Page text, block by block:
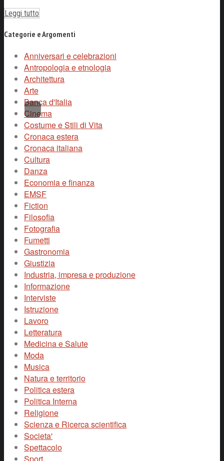
Leggi tutto
Categorie e Argomenti
Anniversari e celebrazioni
Antropologia e etnologia
Architettura
Arte
Banca d'Italia
Cinema
Costume e Stili di Vita
Cronaca estera
Cronaca italiana
Cultura
Danza
Economia e finanza
EMSF
Fiction
Filosofia
Fotografia
Fumetti
Gastronomia
Giustizia
Industria, impresa e produzione
Informazione
Interviste
Istruzione
Lavoro
Letteratura
Medicina e Salute
Moda
Musica
Natura e territorio
Politica estera
Politica Interna
Religione
Scienza e Ricerca scientifica
Societa'
Spettacolo
Sport